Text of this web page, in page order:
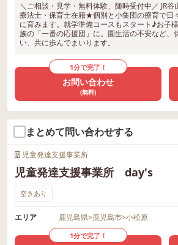
＼ご相談・見学・無料体験、随時受付中／ JR
療法士・保育士在籍★個別と小集団の療育で日
に育みます。就学準備コースもスタート♪お子
族の「一番の応援団」に。園生活の不安など、
い、共に歩んでまいります。
1分で完了！
お問い合わせ
(無料)
まとめて問い合わせする
児童発達支援事業所
児童発達支援事業所 day's
空きあり
エリア 鹿児島県>鹿児島市>小松原
1分で完了！